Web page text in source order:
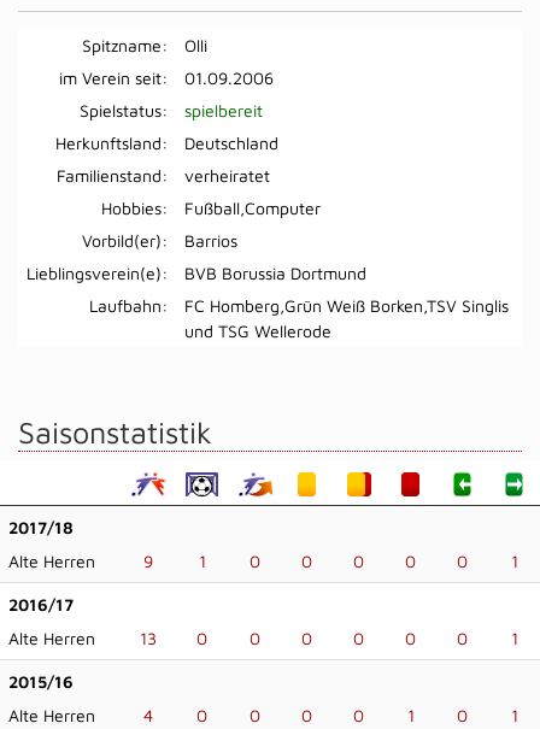
Spitzname:
Olli
im Verein seit:
01.09.2006
Spielstatus:
spielbereit
Herkunftsland:
Deutschland
Familienstand:
verheiratet
Hobbies:
Fußball,Computer
Vorbild(er):
Barrios
Lieblingsverein(e):
BVB Borussia Dortmund
Laufbahn:
FC Homberg,Grün Weiß Borken,TSV Singlis
und TSG Wellerode
Saisonstatistik
2017/18
Alte Herren
9 1 0 0 0 0 0 1
2016/17
Alte Herren
13 0 0 0 0 0 0 1
2015/16
Alte Herren
4 0 0 0 0 1 0 1